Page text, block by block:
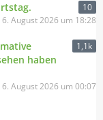
10
6. August 2026 um 18:28
haben
1,1k
6. August 2026 um 00:07